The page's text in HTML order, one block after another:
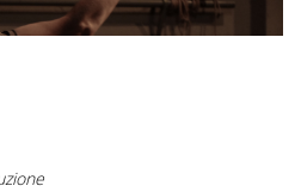
DI PIÙ